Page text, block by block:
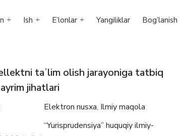
Ish E’lonlar Yangiliklar Bog’lanish
taʼlim olish jarayoniga tatbiq
jihatlari
Elektron nusxa, Ilmiy maqola
“Yurisprudensiya” huquqiy ilmiy-